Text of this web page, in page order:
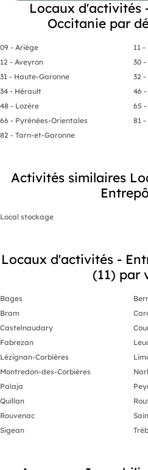
Locaux d'activités
Occitanie par
09 - Ariège
11
12 - Aveyron
30
31 - Haute-Garonne
32 -
34 - Hérault
46
48 - Lozère
65
66 - Pyrénées-Orientales
81 -
82 - Tarn-et-Garonne
Activités similaires
Local stockage
Locaux d'activités -
(11) par
Bages
Bram
Castelnaudary
Fabrezan
Lézignan-Corbières
Montredon-des-Corbières
Palaja
Quillan
Rouvenac
Sigean